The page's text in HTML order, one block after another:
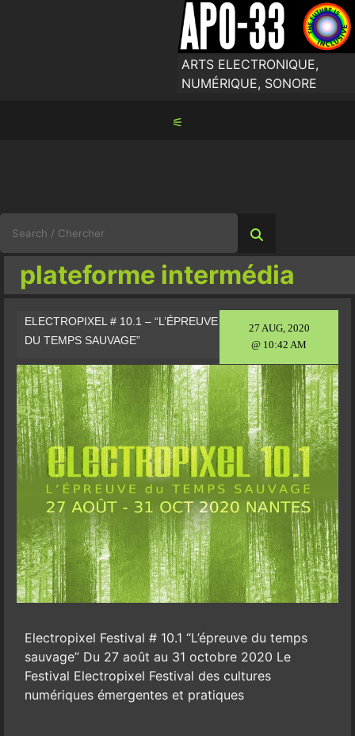
ARTS ELECTRONIQUE,
NUMÉRIQUE, SONORE
⚟
for:
plateforme intermédia
27 AUG, 2020
@ 10:42 AM
ELECTROPIXEL # 10.1 – “L’ÉPREUVE
DU TEMPS SAUVAGE”
Electropixel Festival # 10.1 “L’épreuve du temps
sauvage” Du 27 août au 31 octobre 2020 Le
Festival Electropixel Festival des cultures
numériques émergentes et pratiques